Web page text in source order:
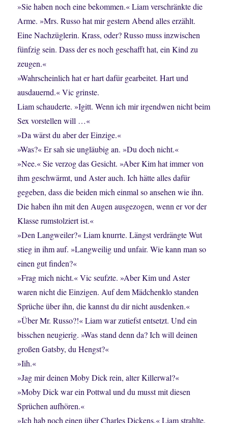
»Sie haben noch eine bekommen.« Liam verschränkte die
Arme. »Mrs. Russo hat mir gestern Abend alles erzählt.
Eine Nachzüglerin. Krass, oder? Russo muss inzwischen
fünfzig sein. Dass der es noch geschafft hat, ein Kind zu
zeugen.«
»Wahrscheinlich hat er hart dafür gearbeitet. Hart und
ausdauernd.« Vic grinste.
Liam schauderte. »Igitt. Wenn ich mir irgendwen nicht beim
Sex vorstellen will …«
»Da wärst du aber der Einzige.«
»Was?« Er sah sie ungläubig an. »Du doch nicht.«
»Nee.« Sie verzog das Gesicht. »Aber Kim hat immer von
ihm geschwärmt, und Aster auch. Ich hätte alles dafür
gegeben, dass die beiden mich einmal so ansehen wie ihn.
Die haben ihn mit den Augen ausgezogen, wenn er vor der
Klasse rumstolziert ist.«
»Den Langweiler?« Liam knurrte. Längst verdrängte Wut
stieg in ihm auf. »Langweilig und unfair. Wie kann man so
einen gut finden?«
»Frag mich nicht.« Vic seufzte. »Aber Kim und Aster
waren nicht die Einzigen. Auf dem Mädchenklo standen
Sprüche über ihn, die kannst du dir nicht ausdenken.«
»Über Mr. Russo?!« Liam war zutiefst entsetzt. Und ein
bisschen neugierig. »Was stand denn da? Ich will deinen
großen Gatsby, du Hengst?«
»Iih.«
»Jag mir deinen Moby Dick rein, alter Killerwal?«
»Moby Dick war ein Pottwal und du musst mit diesen
Sprüchen aufhören.«
»Ich hab noch einen über Charles Dickens.« Liam strahlte.